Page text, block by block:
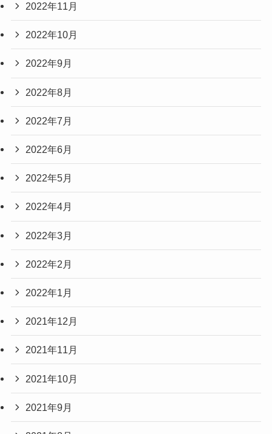
2022年11月
2022年10月
2022年9月
2022年8月
2022年7月
2022年6月
2022年5月
2022年4月
2022年3月
2022年2月
2022年1月
2021年12月
2021年11月
2021年10月
2021年9月